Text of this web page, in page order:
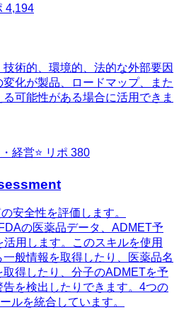
4,194
術的、環境的、法的な外部要因
化が製品、ロードマップ、また
可能性がある場合に活用できま
経営⭐ リポ 380
安全性を評価します。
の医薬品データ、ADMET予
用します。このスキルを使用
般情報を取得したり、医薬品名
得したり、分子のADMETを予
を検出したりできます。4つの
ルを統合しています。